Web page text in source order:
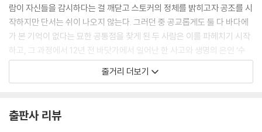
람이 자신들을 감시하다는 걸 깨닫고 스토커의 정체를 밝히고자 공조를 시
작하지만 단서는 쉬이 나오지 않는다. 그러던 중 공교롭게도 둘 다 바다에
가 본 기억이 없다는 묘한 공통점을 찾게 된 두 사람은 이를 파헤치기 시작
하고, 그 과정에서 12년 전 바닷가에서 일어난 한 사고와 생명의 은인 ‘수
빈’의 존재를 알게 된다. 충격에 휩싸인 은호와 도희는 결국 사건의 전모를
알고자 문제의 바닷가 마을 소소리로 향하게 되는데…….
줄거리 더보기
출판사 리뷰